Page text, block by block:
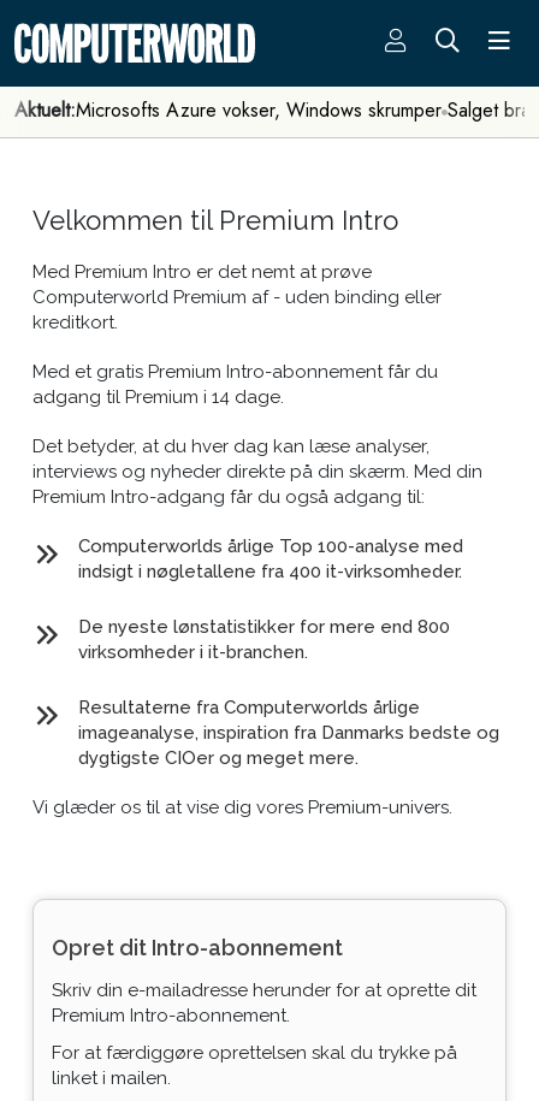
Aktuelt:Microsofts Azure vokser, Windows skrumper Salget
Velkommen til Premium Intro
Med Premium Intro er det nemt at prøve
Computerworld Premium af - uden binding eller
kreditkort.
Med et gratis Premium Intro-abonnement får du
adgang til Premium i 14 dage.
Det betyder, at du hver dag kan læse analyser,
interviews og nyheder direkte på din skærm. Med din
Premium Intro-adgang får du også adgang til:
Computerworlds årlige Top 100-analyse med
indsigt i nøgletallene fra 400 it-virksomheder.
De nyeste lønstatistikker for mere end 800
virksomheder i it-branchen.
Resultaterne fra Computerworlds årlige
imageanalyse, inspiration fra Danmarks bedste og
dygtigste CIOer og meget mere.
Vi glæder os til at vise dig vores Premium-univers.
Opret dit Intro-abonnement
Skriv din e-mailadresse herunder for at oprette dit
Premium Intro-abonnement.
For at færdiggøre oprettelsen skal du trykke på
linket i mailen.